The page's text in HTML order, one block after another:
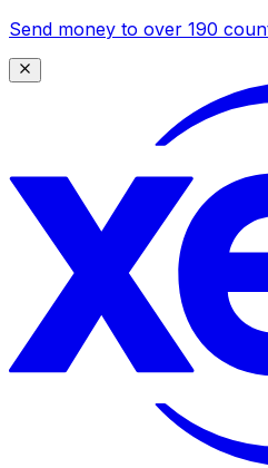
Send money to over 190